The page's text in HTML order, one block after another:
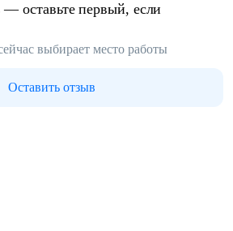
оставьте первый, если
выбирает место работы
Оставить отзыв